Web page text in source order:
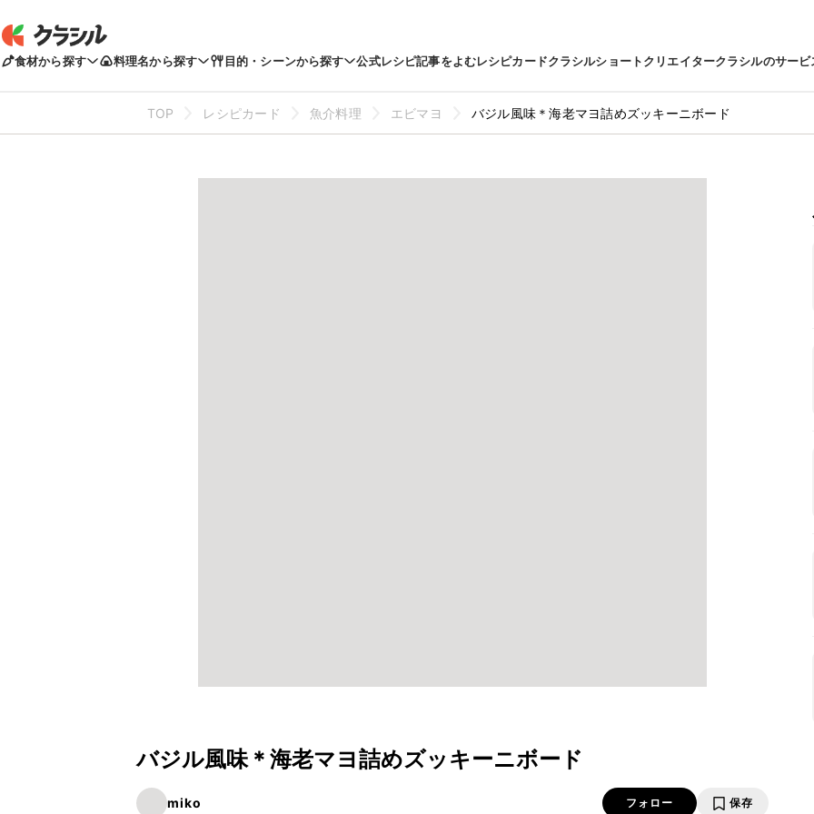
食材から探す 料理名から探す 目的・シーンから探す 公式レシピ記事をよむレシピカードクラシルショートクリエイタークラシルのサービ
TOP レシピカード 魚介料理 エビマヨ バジル風味＊海老マヨ詰めズッキーニボード
バジル風味＊海老マヨ詰めズッキーニボード
miko フォロー 保存